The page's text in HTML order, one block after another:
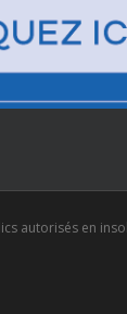
autorisés en